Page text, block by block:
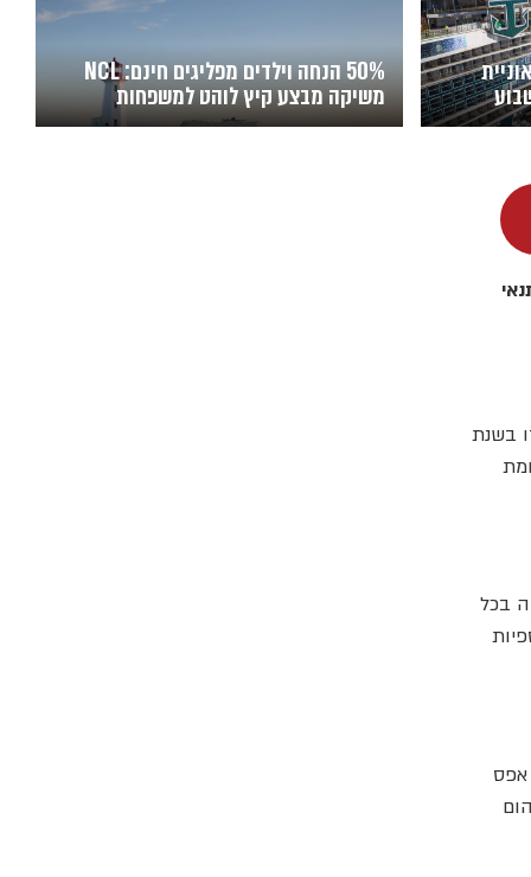
50% הנחה וילדים מפליגים חינם: NCL
משיקה מבצע קיץ לוהט למשפחות
בשנת
נוסעים לעומת
שקלים ועלייה בכל
עם אפס